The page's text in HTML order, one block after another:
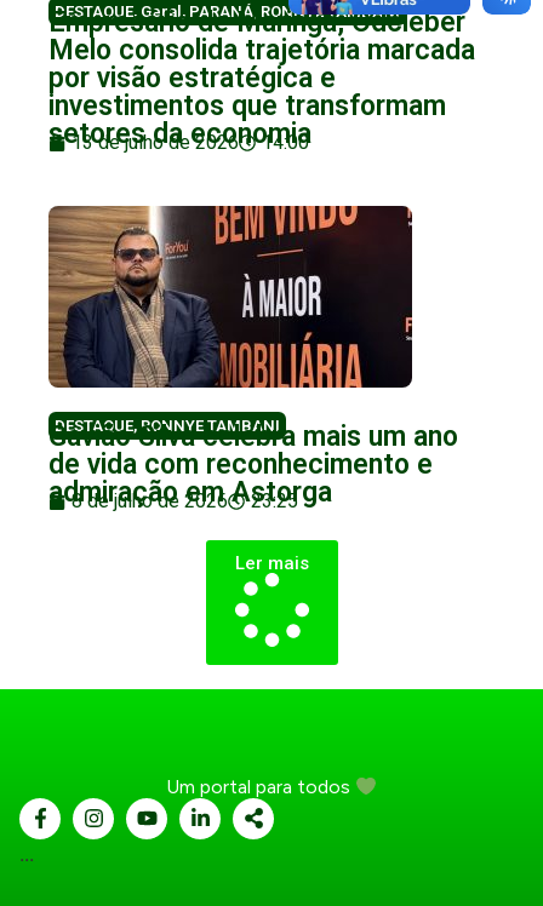
DESTAQUE, Geral, PARANÁ RONNYE TAMBANI
Empresário de Maringá, Odcleber
Melo consolida trajetória marcada
por visão estratégica e
investimentos que transformam
setores da economia
13 de julho de 2026 14:00
DESTAQUE, RONNYE TAMBANI
Gavião Silva celebra mais um ano
de vida com reconhecimento e
admiração em Astorga
8 de julho de 2026 23:25
Ler mais
Um portal para todos
...